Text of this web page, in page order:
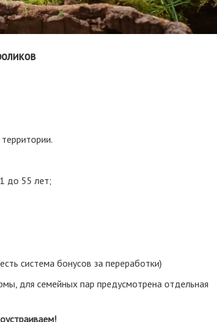
до 55 лет;
система бонусов за переработки)
для семейных пар предусмотрена отдельная